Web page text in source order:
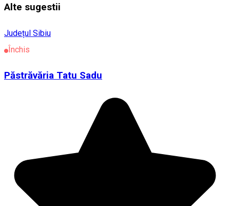
Alte sugestii
Județul Sibiu
Închis
Păstrăvăria Tatu Sadu